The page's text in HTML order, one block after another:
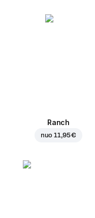
Ranch
nuo11,95 €